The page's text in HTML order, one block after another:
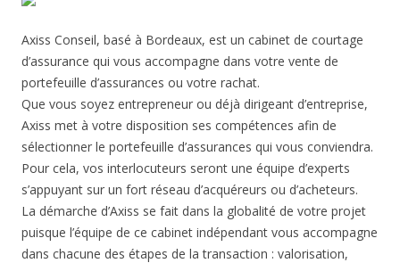
Axiss Conseil, basé à Bordeaux, est un cabinet de courtage
d’assurance qui vous accompagne dans votre vente de
portefeuille d’assurances ou votre rachat.
Que vous soyez entrepreneur ou déjà dirigeant d’entreprise,
Axiss met à votre disposition ses compétences afin de
sélectionner le portefeuille d’assurances qui vous conviendra.
Pour cela, vos interlocuteurs seront une équipe d’experts
s’appuyant sur un fort réseau d’acquéreurs ou d’acheteurs.
La démarche d’Axiss se fait dans la globalité de votre projet
puisque l’équipe de ce cabinet indépendant vous accompagne
dans chacune des étapes de la transaction : valorisation,